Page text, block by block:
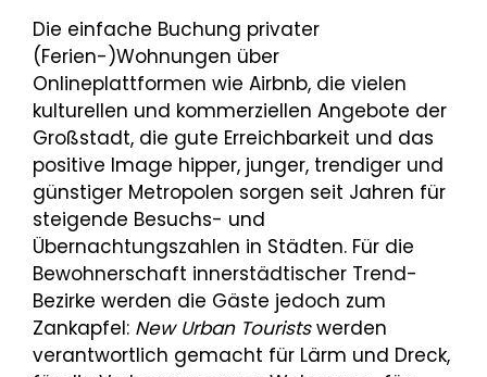
Die einfache Buchung privater
(Ferien-)Wohnungen über
Onlineplattformen wie Airbnb, die vielen
kulturellen und kommerziellen Angebote der
Großstadt, die gute Erreichbarkeit und das
positive Image hipper, junger, trendiger und
günstiger Metropolen sorgen seit Jahren für
steigende Besuchs- und
Übernachtungszahlen in Städten. Für die
Bewohnerschaft innerstädtischer Trend-
Bezirke werden die Gäste jedoch zum
Zankapfel: New Urban Touristswerden
verantwortlich gemacht für Lärm und Dreck,